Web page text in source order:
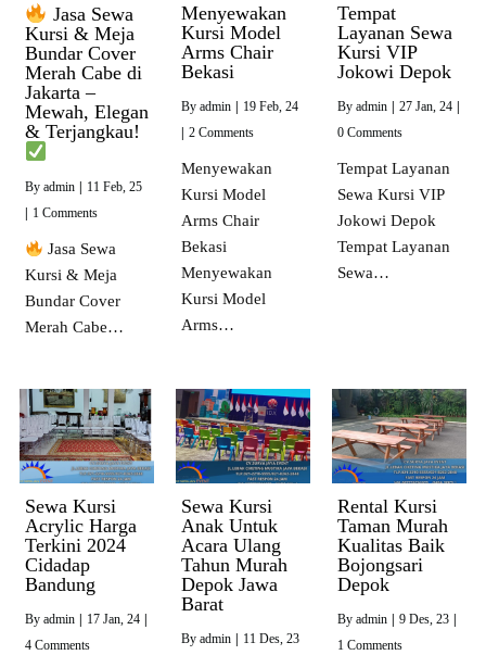
Jasa Sewa
Kursi & Meja
Bundar Cover
Merah Cabe di
Jakarta –
Mewah, Elegan
& Terjangkau!
By admin 11 Feb, 25
1 Comments
Jasa Sewa
Kursi & Meja
Bundar Cover
Merah Cabe…
Menyewakan
Kursi Model
Arms Chair
Bekasi
By admin | 19 Feb, 24
| 2 Comments
Menyewakan
Kursi Model
Arms Chair
Bekasi
Menyewakan
Kursi Model
Arms…
Tempat
Layanan Sewa
Kursi VIP
Jokowi Depok
By admin | 27 Jan, 24 |
0 Comments
Tempat Layanan
Sewa Kursi VIP
Jokowi Depok
Tempat Layanan
Sewa…
Sewa Kursi
Acrylic Harga
Terkini 2024
Cidadap
Bandung
By admin 17 Jan, 24
4 Comments
Sewa Kursi
Anak Untuk
Acara Ulang
Tahun Murah
Depok Jawa
Barat
By admin 11 Des, 23
Rental Kursi
Taman Murah
Kualitas Baik
Bojongsari
Depok
By admin 9 Des, 23
1 Comments